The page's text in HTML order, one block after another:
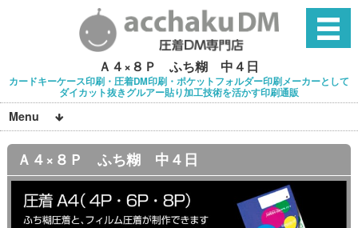
Ａ４×８Ｐ ふち糊 中４日
カードキーケース印刷・圧着DM印刷・ポケットフォルダー印刷メーカーとして
ダイカット抜きグルアー貼り加工技術を活かす印刷通販
Menu
Ａ４×８Ｐ ふち糊 中４日